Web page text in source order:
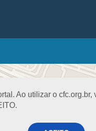
Ao utilizar o cfc.org.br,
Profissional
Ética e Disciplina